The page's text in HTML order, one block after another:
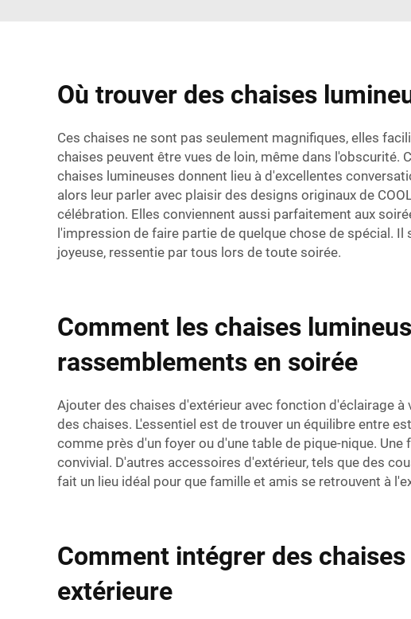
Où trouver des chaises
Ces chaises ne sont pas seulement magnifiques, elles
chaises peuvent être vues de loin, même dans
chaises lumineuses donnent lieu à d'excellentes
alors leur parler avec plaisir des designs originaux de
célébration. Elles conviennent aussi parfaitement aux
l'impression de faire partie de quelque chose de spécial.
joyeuse, ressentie par tous lors de toute soirée.
Comment les chaises
rassemblements en soirée
Ajouter des chaises d'extérieur avec fonction d'éclairage
des chaises. L'essentiel est de trouver un équilibre entre
comme près d'un foyer ou d'une table de pique-nique.
convivial. D'autres accessoires d'extérieur, tels que des
fait un lieu idéal pour que famille et amis se retrouvent à
Comment intégrer des
extérieure